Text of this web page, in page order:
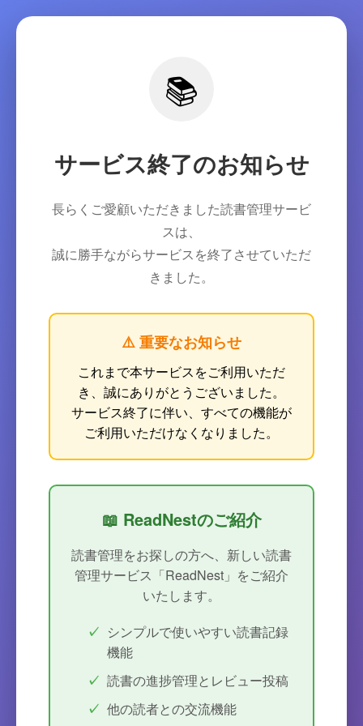
📚
サービス終了のお知らせ
長らくご愛顧いただきました読書管理サービ
スは、
誠に勝手ながらサービスを終了させていただ
きました。
⚠️ 重要なお知らせ
これまで本サービスをご利用いただ
き、誠にありがとうございました。
サービス終了に伴い、すべての機能が
ご利用いただけなくなりました。
📖 ReadNestのご紹介
読書管理をお探しの方へ、新しい読書
管理サービス「ReadNest」をご紹介
いたします。
シンプルで使いやすい読書記録
機能
読書の進捗管理とレビュー投稿
他の読者との交流機能